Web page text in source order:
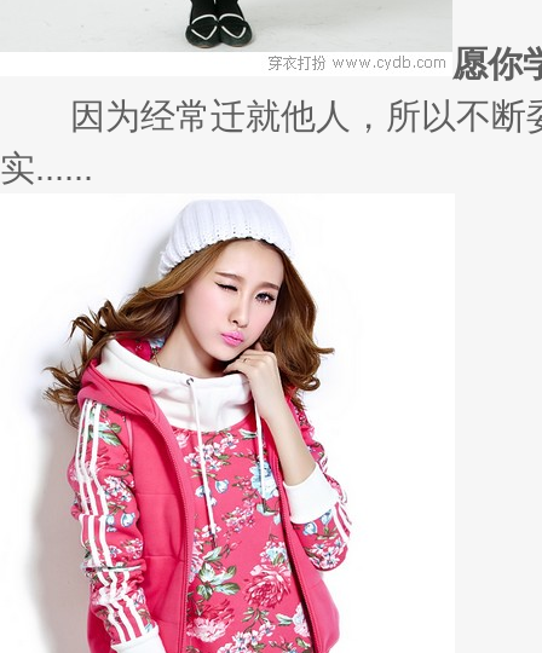
愿你
因为经常迁就他人，所以不断
实......